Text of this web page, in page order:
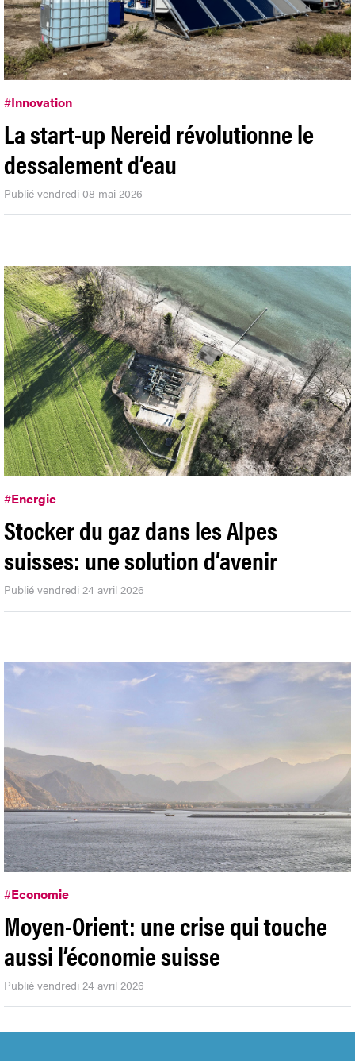
#Innovation
La start-up Nereid révolutionne le
dessalement d’eau
Publié vendredi 08 mai 2026
#Energie
Stocker du gaz dans les Alpes
suisses: une solution d’avenir
Publié vendredi 24 avril 2026
#Economie
Moyen-Orient: une crise qui touche
aussi l’économie suisse
Publié vendredi 24 avril 2026